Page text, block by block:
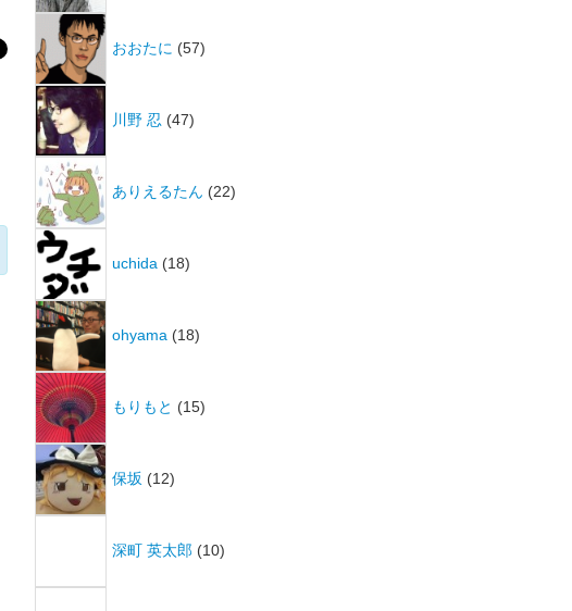
おおたに (57)
川野 忍 (47)
ありえるたん (22)
uchida (18)
ohyama (18)
もりもと (15)
保坂 (12)
深町 英太郎 (10)